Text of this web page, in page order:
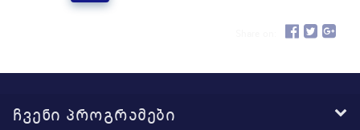
ჩვენი პროგრამები